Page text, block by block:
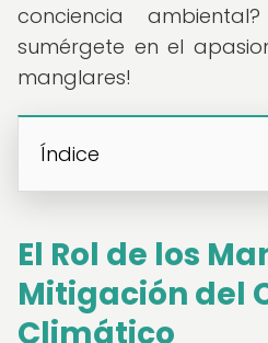
conciencia
sumérgete en el
manglares!
Índice
El Rol de los
Mitigación del
Climático